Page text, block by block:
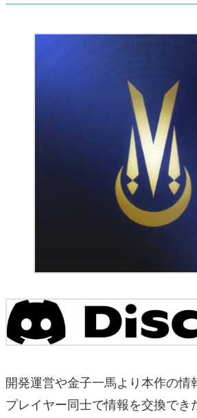
開発運営や金子一馬より本作の情
プレイヤー同士で情報を交換でき